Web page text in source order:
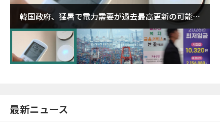
韓国政府、猛暑で電力需要が過去最高更新の可能性
に需給対応体制を点検
最新ニュース